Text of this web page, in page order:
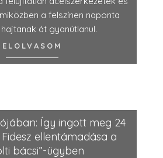
a felszínen naponta
át gyanútlanul.
ELOLVASOM
Így ingott meg 24
ellentámadása a
bácsi”-ügyben